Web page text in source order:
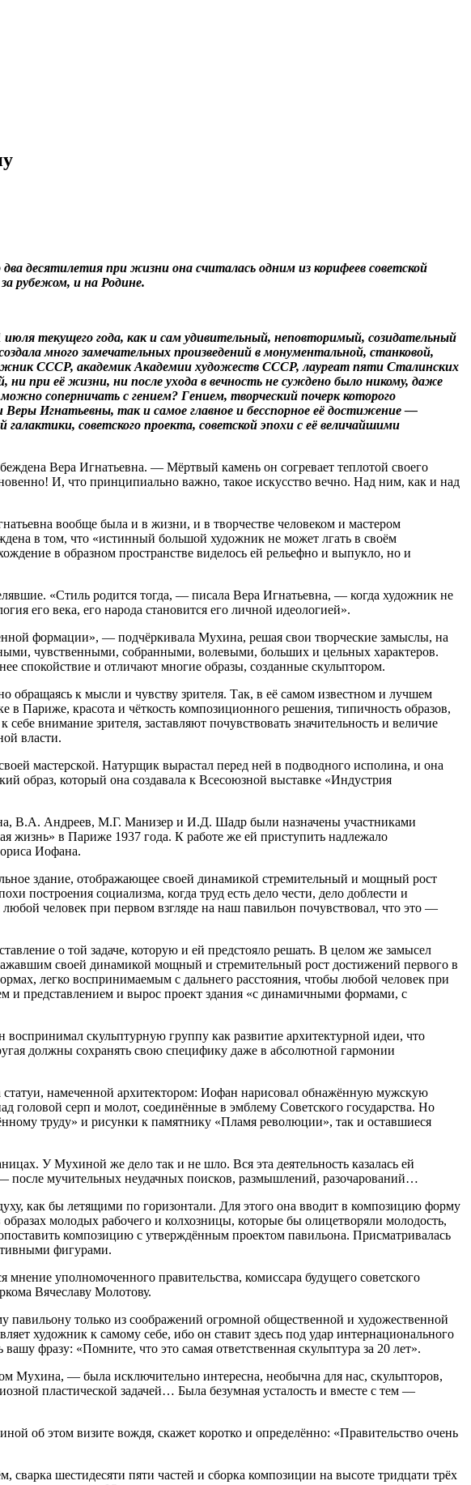
десятилетия при жизни она считалась одним из корифеев советской
рубежом, и на Родине.
текущего года, как и сам удивительный, неповторимый, созидательный
много замечательных произведений в монументальной, станковой,
СССР, академик Академии художеств СССР, лауреат пяти Сталинских
при её жизни, ни после ухода в вечность не суждено было никому, даже
соперничать с гением? Гением, творческий почерк которого
Игнатьевны, так и самое главное и бесспорное её достижение —
советского проекта, советской эпохи с её величайшими
Вера Игнатьевна. — Мёртвый камень он согревает теплотой своего
И, что принципиально важно, такое искусство вечно. Над ним, как и над
вообще была и в жизни, и в творчестве человеком и мастером
в том, что «истинный большой художник не может лгать в своём
в образном пространстве виделось ей рельефно и выпукло, но и
«Стиль родится тогда, — писала Вера Игнатьевна, — когда художник не
его века, его народа становится его личной идеологией».
формации», — подчёркивала Мухина, решая свои творческие замыслы, на
чувственными, собранными, волевыми, больших и цельных характеров.
спокойствие и отличают многие образы, созданные скульптором.
обращаясь к мысли и чувству зрителя. Так, в её самом известном и лучшем
Париже, красота и чёткость композиционного решения, типичность образов,
внимание зрителя, заставляют почувствовать значительность и величие
власти.
мастерской. Натурщик вырастал перед ней в подводного исполина, и она
образ, который она создавала к Всесоюзной выставке «Индустрия
В.А. Андреев, М.Г. Манизер и И.Д. Шадр были назначены участниками
жизнь» в Париже 1937 года. К работе же ей приступить надлежало
Иофана.
здание, отображающее своей динамикой стремительный и мощный рост
построения социализма, когда труд есть дело чести, дело доблести и
человек при первом взгляде на наш павильон почувствовал, что это —
о той задаче, которую и ей предстояло решать. В целом же замысел
своей динамикой мощный и стремительный рост достижений первого в
легко воспринимаемым с дальнего расстояния, чтобы любой человек при
и представлением и вырос проект здания «с динамичными формами, с
скульптурную группу как развитие архитектурной идеи, что
должны сохранять свою специфику даже в абсолютной гармонии
статуи, намеченной архитектором: Иофан нарисовал обнажённую мужскую
серп и молот, соединённые в эмблему Советского государства. Но
труду» и рисунки к памятнику «Пламя революции», так и оставшиеся
У Мухиной же дело так и не шло. Вся эта деятельность казалась ей
после мучительных неудачных поисков, размышлений, разочарований…
как бы летящими по горизонтали. Для этого она вводит в композицию форму
молодых рабочего и колхозницы, которые бы олицетворяли молодость,
композицию с утверждённым проектом павильона. Присматривалась
фигурами.
уполномоченного правительства, комиссара будущего советского
Вячеславу Молотову.
только из соображений огромной общественной и художественной
художник к самому себе, ибо он ставит здесь под удар интернационального
фразу: «Помните, что это самая ответственная скульптура за 20 лет».
Мухина, — была исключительно интересна, необычна для нас, скульпторов,
пластической задачей… Была безумная усталость и вместе с тем —
об этом визите вождя, скажет коротко и определённо: «Правительство очень
шестидесяти пяти частей и сборка композиции на высоте тридцати трёх